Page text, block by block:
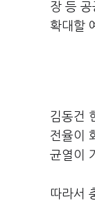
장 등
확대할
김동건
전율이
균열이
따라서